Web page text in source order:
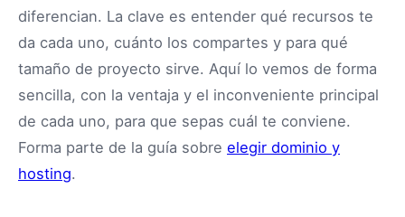
diferencian. La clave es entender qué recursos te
da cada uno, cuánto los compartes y para qué
tamaño de proyecto sirve. Aquí lo vemos de forma
sencilla, con la ventaja y el inconveniente principal
de cada uno, para que sepas cuál te conviene.
Forma parte de la guía sobre elegir dominio y
hosting.